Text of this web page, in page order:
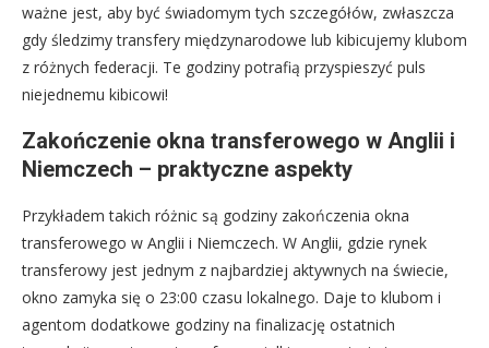
ważne jest, aby być świadomym tych szczegółów, zwłaszcza
gdy śledzimy transfery międzynarodowe lub kibicujemy klubom
z różnych federacji. Te godziny potrafią przyspieszyć puls
niejednemu kibicowi!
Zakończenie okna transferowego w Anglii i
Niemczech – praktyczne aspekty
Przykładem takich różnic są godziny zakończenia okna
transferowego w Anglii i Niemczech. W Anglii, gdzie rynek
transferowy jest jednym z najbardziej aktywnych na świecie,
okno zamyka się o 23:00 czasu lokalnego. Daje to klubom i
agentom dodatkowe godziny na finalizację ostatnich